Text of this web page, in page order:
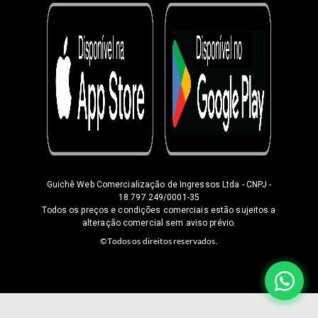
Guichê Web Comercialização de Ingressos Ltda - CNPJ -
18.797.249/0001-35
Todos os preços e condições comerciais estão sujeitos a
alteração comercial sem aviso prévio.
©Todos os direitos reservados.